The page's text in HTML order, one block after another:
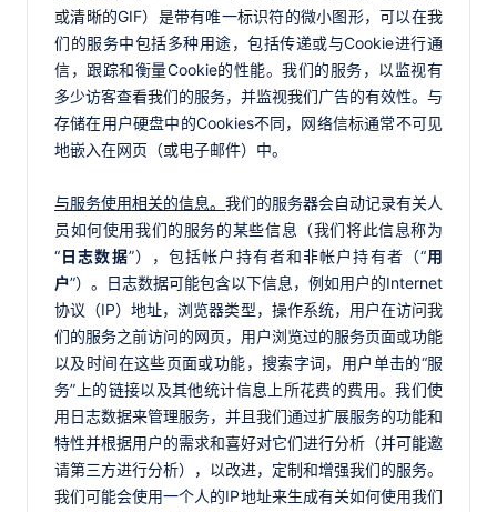
或清晰的GIF）是带有唯一标识符的微小图形，可以在我
们的服务中包括多种用途，包括传递或与Cookie进行通
信，跟踪和衡量Cookie的性能。我们的服务，以监视有
多少访客查看我们的服务，并监视我们广告的有效性。与
存储在用户硬盘中的Cookies不同，网络信标通常不可见
地嵌入在网页（或电子邮件）中。
与服务使用相关的信息。 我们的服务器会自动记录有关人
员如何使用我们的服务的某些信息（我们将此信息称为
“日志数据”），包括帐户持有者和非帐户持有者（“用
户”）。日志数据可能包含以下信息，例如用户的Internet
协议（IP）地址，浏览器类型，操作系统，用户在访问我
们的服务之前访问的网页，用户浏览过的服务页面或功能
以及时间在这些页面或功能，搜索字词，用户单击的“服
务”上的链接以及其他统计信息上所花费的费用。我们使
用日志数据来管理服务，并且我们通过扩展服务的功能和
特性并根据用户的需求和喜好对它们进行分析（并可能邀
请第三方进行分析），以改进，定制和增强我们的服务。
我们可能会使用一个人的IP地址来生成有关如何使用我们